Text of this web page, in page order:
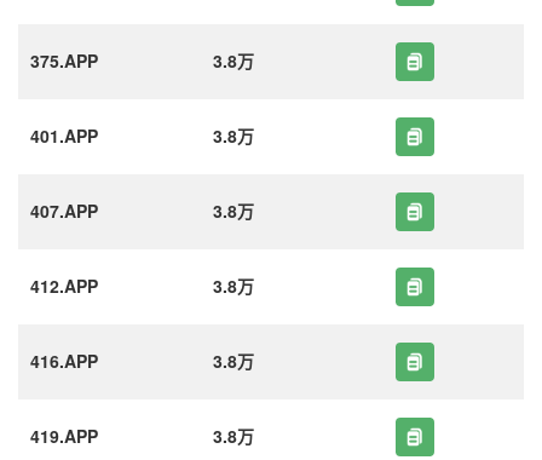
375.APP 3.8万
401.APP 3.8万
407.APP 3.8万
412.APP 3.8万
416.APP 3.8万
419.APP 3.8万